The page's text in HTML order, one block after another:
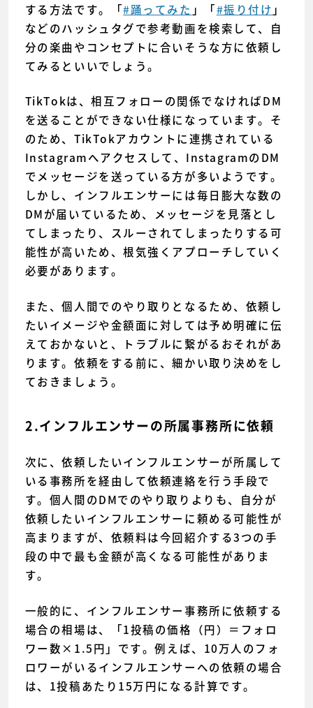
する方法です。「#踊ってみた 」「#振り付け 」
などのハッシュタグで参考動画を検索して、自
分の楽曲やコンセプトに合いそうな方に依頼し
てみるといいでしょう。
TikTokは、相互フォローの関係でなければDM
を送ることができない仕様になっています。そ
のため、TikTokアカウントに連携されている
Instagramへアクセスして、InstagramのDM
でメッセージを送っている方が多いようです。
しかし、インフルエンサーには毎日膨大な数の
DMが届いているため、メッセージを見落とし
てしまったり、スルーされてしまったりする可
能性が高いため、根気強くアプローチしていく
必要があります。
また、個人間でのやり取りとなるため、依頼し
たいイメージや金額面に対しては予め明確に伝
えておかないと、トラブルに繋がるおそれがあ
ります。依頼をする前に、細かい取り決めをし
ておきましょう。
2.インフルエンサーの所属事務所に依頼
次に、依頼したいインフルエンサーが所属して
いる事務所を経由して依頼連絡を行う手段で
す。個人間のDMでのやり取りよりも、自分が
依頼したいインフルエンサーに頼める可能性が
高まりますが、依頼料は今回紹介する3つの手
段の中で最も金額が高くなる可能性がありま
す。
一般的に、インフルエンサー事務所に依頼する
場合の相場は、「1投稿の価格（円）＝フォロ
ワー数×1.5円」です。例えば、10万人のフォ
ロワーがいるインフルエンサーへの依頼の場合
は、1投稿あたり15万円になる計算です。